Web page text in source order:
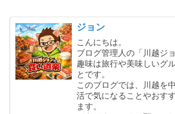
ジョン
こんにちは。
ブログ管理人の「川越ジ
趣味は旅行や美味しいグ
とです。
このブログでは、川越を
活で気になることやおす
ます。